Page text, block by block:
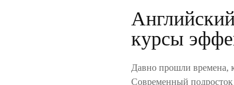
курсы
Давно прошли времена,
Современный подросток